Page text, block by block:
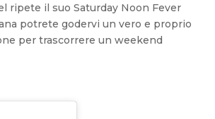
ripete il suo Saturday Noon Fever
potrete godervi un vero e proprio
per trascorrere un weekend